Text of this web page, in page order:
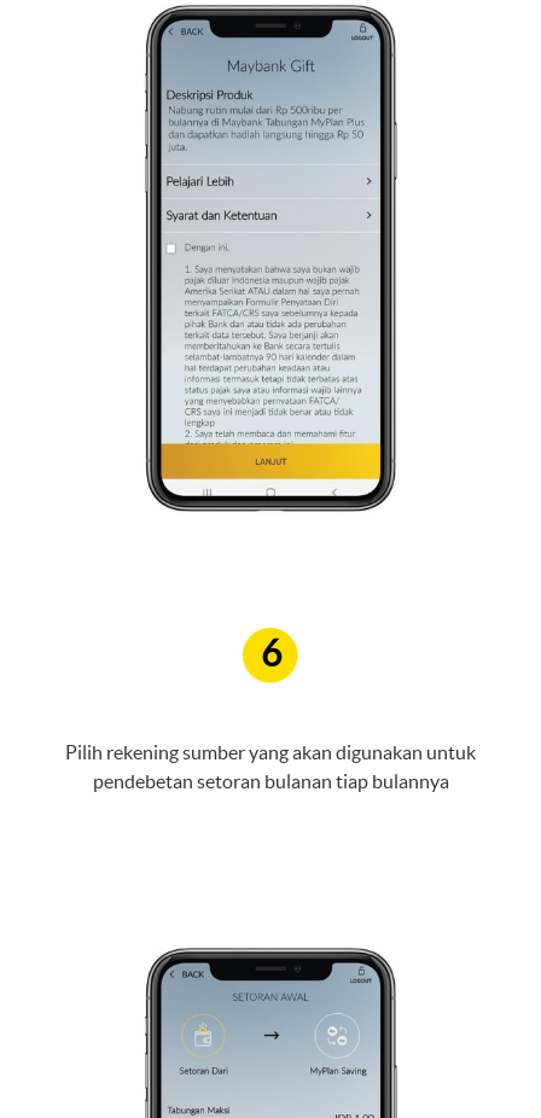
6
Pilih rekening sumber yang akan digunakan untuk
pendebetan setoran bulanan tiap bulannya